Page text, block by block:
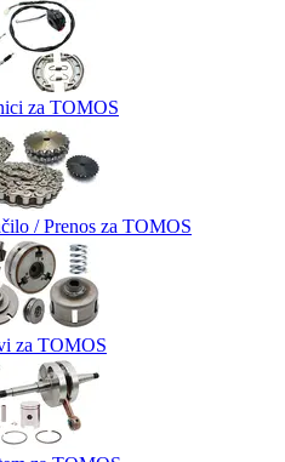
za TOMOS
/ Prenos za TOMOS
za TOMOS